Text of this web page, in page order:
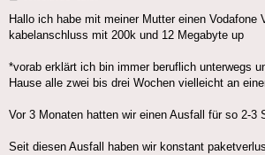
Hallo ich habe mit meiner Mutter einen Vodafone
kabelanschluss mit 200k und 12 Megabyte up
*vorab erklärt ich bin immer beruflich unterwegs
Hause alle zwei bis drei Wochen vielleicht an
Vor 3 Monaten hatten wir einen Ausfall für so 2-3
Seit diesen Ausfall haben wir konstant